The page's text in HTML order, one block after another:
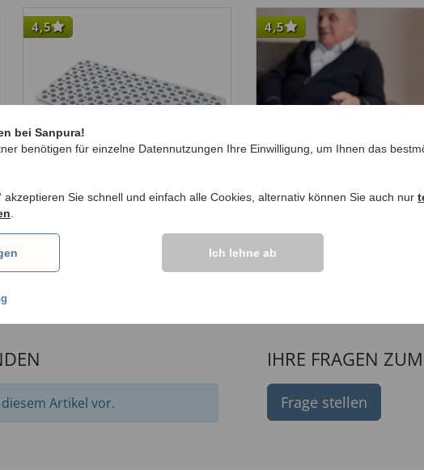
4,5
Badewannenmatte
4,5
Sprachverstärker
269,
Artikel vor.
IHRE FRAGEN
Frage stellen
bei Sanpura!
benötigen für einzelne Datennutzungen Ihre Einwilligung, um Ihnen das
akzeptieren Sie schnell und einfach alle Cookies, alternativ können Sie auch nur
Ich lehne ab